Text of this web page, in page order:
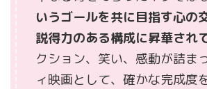
いうゴールを共に目指す心の
説得力のある構成に昇華され
クション、笑い、感動が詰ま
ィ映画として、確かな完成度